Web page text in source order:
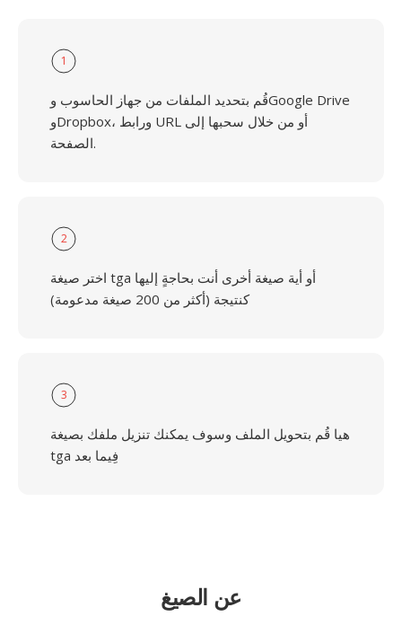
1
قُم بتحديد الملفات من جهاز الحاسوب وGoogle Drive
وDropbox، ورابط URL أو من خلال سحبها إلى
الصفحة.
2
اختر صيغة tga أو أية صيغة أخرى أنت بحاجةٍ إليها
كنتيجة (أكثر من 200 صيغة مدعومة)
3
هيا قُم بتحويل الملف وسوف يمكنك تنزيل ملفك بصيغة
tga فِيما بعد
عن الصيغ